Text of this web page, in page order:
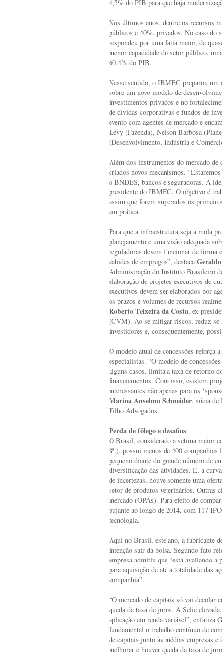
4,5% do PIB para que haja
Nos últimos anos, dentre os recursos
públicos e 40%, privados. No caso do
respondeu por uma fatia maior, de
menor capacidade do setor público,
60,4% do PIB.
Nesse sentido, o IBMEC preparou um
sobre um novo modelo de
investimentos privados e no
de dívidas corporativas e fundos de
evento com agentes de mercado e
Levy (Fazenda), Nelson Barbosa
(Desenvolvimento, Indústria e
Além dos instrumentos do mercado de
criados novos mecanismos.
o BNDES, bancos e seguradoras. A
presidente do IBMEC. O objetivo é
assim que forem superados os
em prática.
Para que a infraestrutura seja a mola
planejamento e uma visão adequada
reguladoras devem funcionar de forma
cabides de empregos”, destaca
Administração do Instituto Brasileiro
elaboração de projetos executivos de
executivos devem ser elaborados por
os prazos e volumes de recursos
Roberto Teixeira da Costa, ex-
(CVM). Ao se mitigar riscos, reduz-se
investidores e, consequentemente,
O modelo atual de concessões reforça
especialistas. “O modelo de
alguns casos, limita a taxa de retorno
financiamentos. Com isso, existem
interessantes não apenas para os
Marina Anselmo Schneider, sócia de
Filho Advogados.
Perda de fôlego e desafios
O Brasil, considerado a sétima maior
8ª.), possui menos de 400
pequeno diante do grande número de
diversificação das atividades. E, a
de incertezas, houve somente uma
setor de produtos veterinários. Outras
mercado (OPAs). Para efeito de
pujante ao longo de 2014, com 117
tecnologia.
Aqui no Brasil, este ano, a fabricante
intenção sair da bolsa. Segundo fato
empresa admitiu que “está avaliando
para aquisição de até a totalidade das
companhia”.
“O mercado de capitais só vai decolar
queda da taxa de juros. A Selic
aplicação em renda variável”, enfatiza
fundamental o trabalho contínuo de
de capitais junto às médias empresas
melhorar e houver queda da taxa de